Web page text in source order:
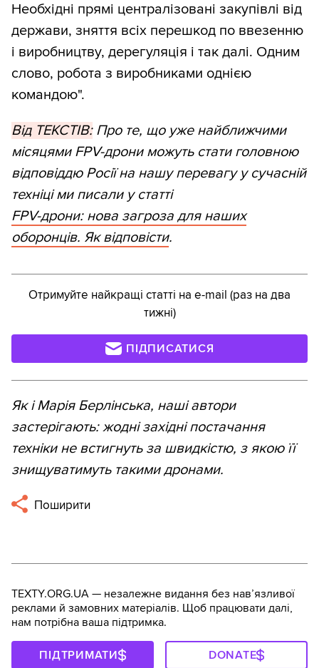
Необхідні прямі централізовані закупівлі від
держави, зняття всіх перешкод по ввезенню
і виробництву, дерегуляція і так далі. Одним
слово, робота з виробниками однією
командою".
Від ТЕКСТІВ:Про те, що уже найближчими
місяцями FPV-дрони можуть стати головною
відповіддю Росії на нашу перевагу у сучасній
техніці ми писали у статті
FPV-дрони: нова загроза для наших
оборонців. Як відповісти.
Отримуйте найкращі статті на e-mail (раз на два
тижні)
ПІДПИСАТИСЯ
Як і Марія Берлінська, наші автори
застерігають: жодні західні постачання
техніки не встигнуть за швидкістю, з якою її
знищуватимуть такими дронами.
Поширити
TEXTY.ORG.UA — незалежне видання без навʼязливої
реклами й замовних матеріалів. Щоб працювати далі,
нам потрібна ваша підтримка.
ПІДТРИМАТИ DONATE